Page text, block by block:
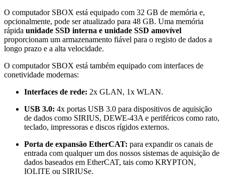
O computador SBOX está equipado com 32 GB de memória e,
opcionalmente, pode ser atualizado para 48 GB. Uma memória
rápida unidade SSD interna e unidade SSD amovível
proporcionam um armazenamento fiável para o registo de dados a
longo prazo e a alta velocidade.
O computador SBOX está também equipado com interfaces de
conetividade modernas:
Interfaces de rede: 2x GLAN, 1x WLAN.
USB 3.0: 4x portas USB 3.0 para dispositivos de aquisição
de dados como SIRIUS, DEWE-43A e periféricos como rato,
teclado, impressoras e discos rígidos externos.
Porta de expansão EtherCAT: para expandir os canais de
entrada com qualquer um dos nossos sistemas de aquisição de
dados baseados em EtherCAT, tais como KRYPTON,
IOLITE ou SIRIUSe.